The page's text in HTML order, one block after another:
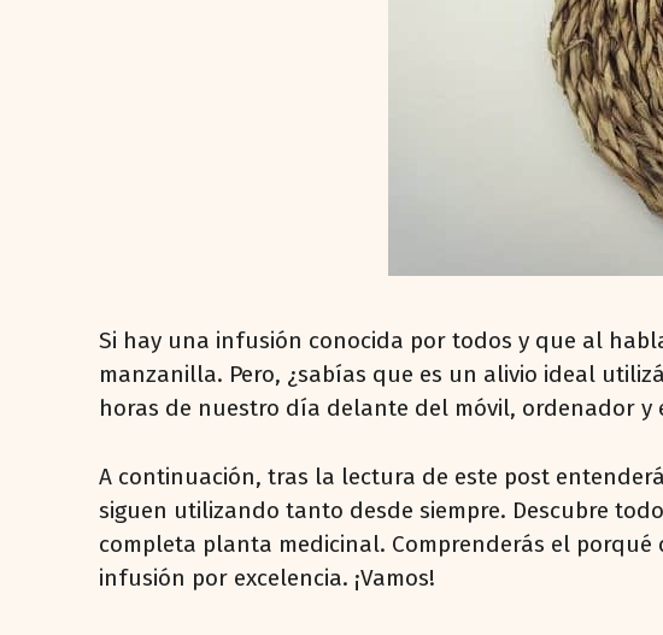
Si hay una infusión conocida por todos y que al
manzanilla. Pero, ¿sabías que es un alivio ideal
horas de nuestro día delante del móvil, ordenador y
A continuación, tras la lectura de este post
siguen utilizando tanto desde siempre. Descubre
completa planta medicinal. Comprenderás el
infusión por excelencia. ¡Vamos!